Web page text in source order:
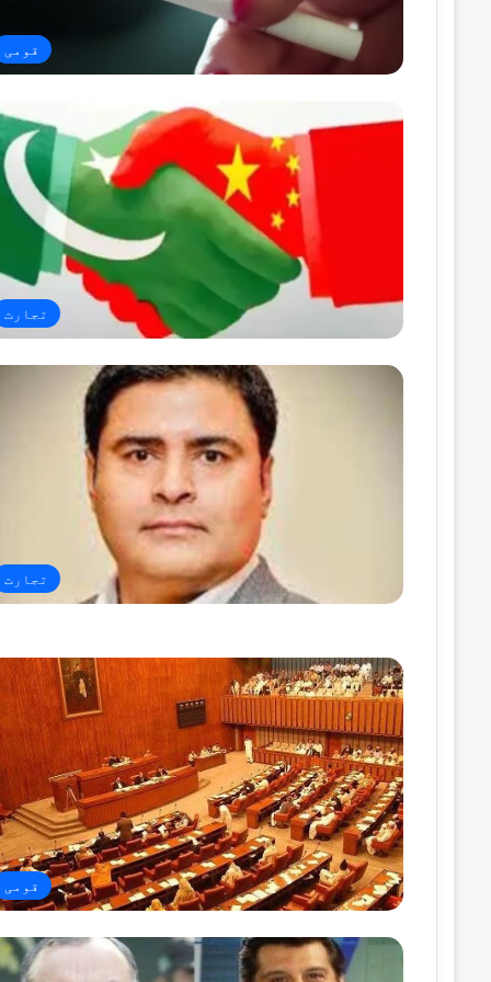
قومی
تجارت
تجارت
قومی